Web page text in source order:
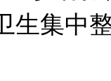
生集中